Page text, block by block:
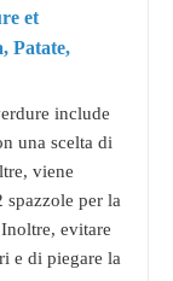
et
Patate,
include
una scelta di
viene
spazzole per la
evitare
e di piegare la